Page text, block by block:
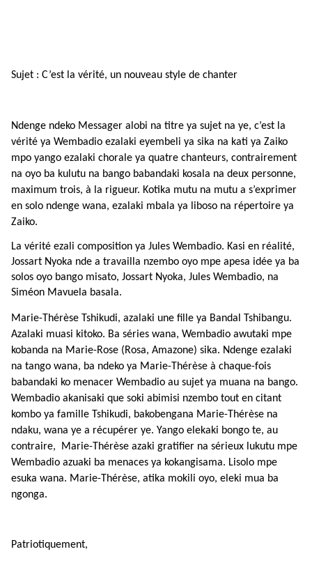
Sujet : C’est la vérité, un nouveau style de chanter
Ndenge ndeko Messager alobi na titre ya sujet na ye, c’est la
vérité ya Wembadio ezalaki eyembeli ya sika na kati ya Zaiko
mpo yango ezalaki chorale ya quatre chanteurs, contrairement
na oyo ba kulutu na bango babandaki kosala na deux personne,
maximum trois, à la rigueur. Kotika mutu na mutu a s’exprimer
en solo ndenge wana, ezalaki mbala ya liboso na répertoire ya
Zaiko.
La vérité ezali composition ya Jules Wembadio. Kasi en réalité,
Jossart Nyoka nde a travailla nzembo oyo mpe apesa idée ya ba
solos oyo bango misato, Jossart Nyoka, Jules Wembadio, na
Siméon Mavuela basala.
Marie-Thérèse Tshikudi, azalaki une fille ya Bandal Tshibangu.
Azalaki muasi kitoko. Ba séries wana, Wembadio awutaki mpe
kobanda na Marie-Rose (Rosa, Amazone) sika. Ndenge ezalaki
na tango wana, ba ndeko ya Marie-Thérèse à chaque-fois
babandaki ko menacer Wembadio au sujet ya muana na bango.
Wembadio akanisaki que soki abimisi nzembo tout en citant
kombo ya famille Tshikudi, bakobengana Marie-Thérèse na
ndaku, wana ye a récupérer ye. Yango elekaki bongo te, au
contraire, Marie-Thérèse azaki gratifier na sérieux lukutu mpe
Wembadio azuaki ba menaces ya kokangisama. Lisolo mpe
esuka wana. Marie-Thérèse, atika mokili oyo, eleki mua ba
ngonga.
Patriotiquement,